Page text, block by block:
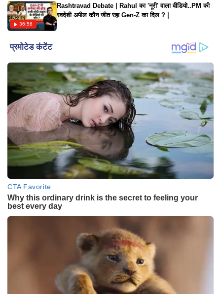
36:56
Rashtravad Debate | Rahul का 'नूरी' वाला वीडियो..PM की
स्वदेशी अपील कौन जीत रहा Gen-Z का दिल ? |